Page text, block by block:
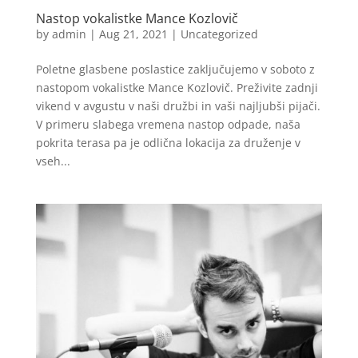
Nastop vokalistke Mance Kozlovič
by admin | Aug 21, 2021 | Uncategorized
Poletne glasbene poslastice zaključujemo v soboto z
nastopom vokalistke Mance Kozlovič. Preživite zadnji
vikend v avgustu v naši družbi in vaši najljubši pijači.
V primeru slabega vremena nastop odpade, naša
pokrita terasa pa je odlična lokacija za druženje v
vseh...